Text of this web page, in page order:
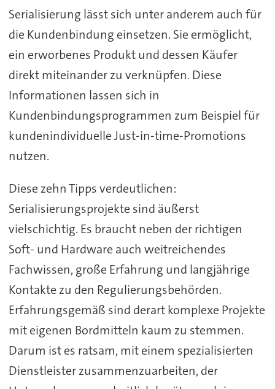
Serialisierung lässt sich unter anderem auch für
die Kundenbindung einsetzen. Sie ermöglicht,
ein erworbenes Produkt und dessen Käufer
direkt miteinander zu verknüpfen. Diese
Informationen lassen sich in
Kundenbindungsprogrammen zum Beispiel für
kundenindividuelle Just-in-time-Promotions
nutzen.
Diese zehn Tipps verdeutlichen:
Serialisierungsprojekte sind äußerst
vielschichtig. Es braucht neben der richtigen
Soft- und Hardware auch weitreichendes
Fachwissen, große Erfahrung und langjährige
Kontakte zu den Regulierungsbehörden.
Erfahrungsgemäß sind derart komplexe Projekte
mit eigenen Bordmitteln kaum zu stemmen.
Darum ist es ratsam, mit einem spezialisierten
Dienstleister zusammenzuarbeiten, der